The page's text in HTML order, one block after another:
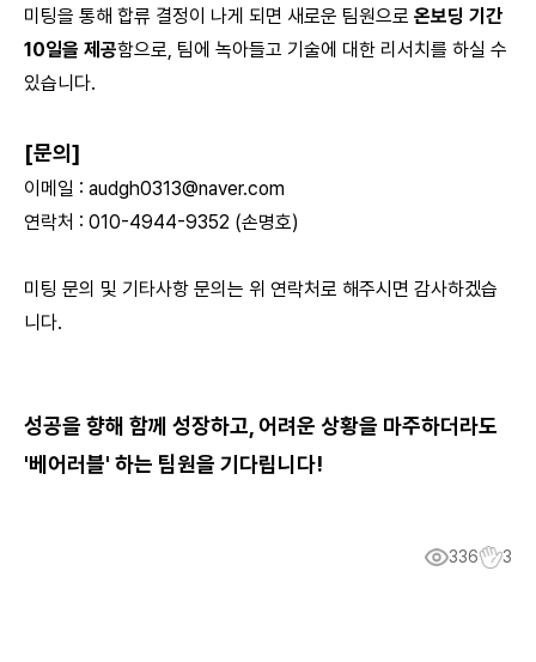
미팅을 통해 합류 결정이 나게 되면 새로운 팀원으로 온보딩 기간
10일을 제공함으로, 팀에 녹아들고 기술에 대한 리서치를 하실 수
있습니다.
[문의]
이메일 : audgh0313@naver.com
연락처 : 010-4944-9352 (손명호)
미팅 문의 및 기타사항 문의는 위 연락처로 해주시면 감사하겠습
니다.
성공을 향해 함께 성장하고, 어려운 상황을 마주하더라도
'베어러블' 하는 팀원을 기다립니다!
336 3